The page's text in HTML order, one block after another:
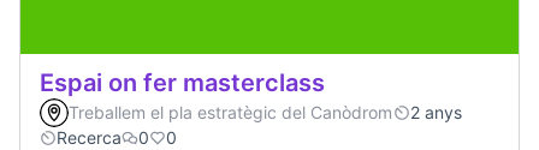
Espai on fer masterclass
Treballem el pla estratègic del Canòdrom
2 anys
Recerca
0 0